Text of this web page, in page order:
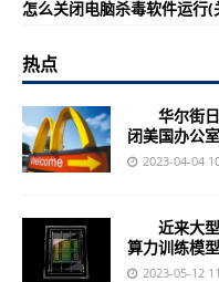
怎么关闭电脑杀毒软件运行
热点
华尔街日
闭美国办公
2023-04-04
近来大型
算力训练模
2023-05-12